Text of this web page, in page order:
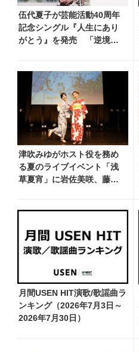
伍代夏子が芸能活動40周年
記念シングル『人生にあり
がとう』を発売 「逆境に
ねえ』と言われています」
津吹みゆがホスト役を務め
る夏のライブイベント「浅
草夏宵」に岩佐美咲、藤井
月間USEN HIT演歌/歌謡曲ラ
ンキング（2026年7月3日～
2026年7月30日）